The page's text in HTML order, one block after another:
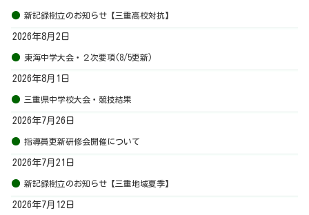
新記録樹立のお知らせ【三重高校対抗】
2026年8月2日
東海中学大会・２次要項(8/5更新)
2026年8月1日
三重県中学校大会・競技結果
2026年7月26日
指導員更新研修会開催について
2026年7月21日
新記録樹立のお知らせ【三重地域夏季】
2026年7月12日